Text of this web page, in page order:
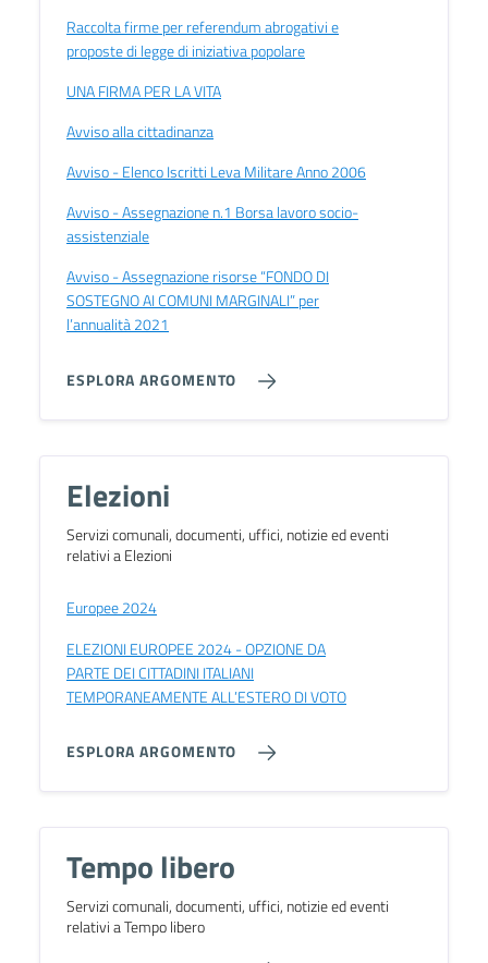
Raccolta firme per referendum abrogativi e
proposte di legge di iniziativa popolare
UNA FIRMA PER LA VITA
Avviso alla cittadinanza
Avviso - Elenco Iscritti Leva Militare Anno 2006
Avviso - Assegnazione n.1 Borsa lavoro socio-
assistenziale
Avviso - Assegnazione risorse “FONDO DI
SOSTEGNO AI COMUNI MARGINALI” per
l’annualità 2021
ESPLORA ARGOMENTO
Elezioni
Servizi comunali, documenti, uffici, notizie ed eventi
relativi a Elezioni
Europee 2024
ELEZIONI EUROPEE 2024 - OPZIONE DA
PARTE DEI CITTADINI ITALIANI
TEMPORANEAMENTE ALL’ESTERO DI VOTO
ESPLORA ARGOMENTO
Tempo libero
Servizi comunali, documenti, uffici, notizie ed eventi
relativi a Tempo libero